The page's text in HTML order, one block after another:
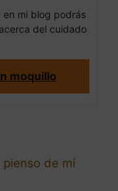
en mi blog podrás
del cuidado
moquillo
pienso de mi